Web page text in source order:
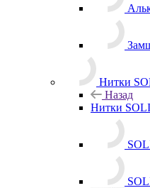
Нитки
Назад
Нитки